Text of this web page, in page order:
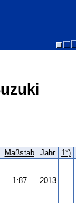
Maßstab Jahr 1*)
1:87 2013